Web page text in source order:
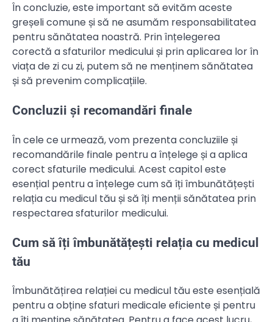
În concluzie, este important să evităm aceste
greșeli comune și să ne asumăm responsabilitatea
pentru sănătatea noastră. Prin înțelegerea
corectă a sfaturilor medicului și prin aplicarea lor în
viața de zi cu zi, putem să ne menținem sănătatea
și să prevenim complicațiile.
Concluzii și recomandări finale
În cele ce urmează, vom prezenta concluziile și
recomandările finale pentru a înțelege și a aplica
corect sfaturile medicului. Acest capitol este
esențial pentru a înțelege cum să îți îmbunătățești
relația cu medicul tău și să îți menții sănătatea prin
respectarea sfaturilor medicului.
Cum să îți îmbunătățești relația cu medicul
tău
Îmbunătățirea relației cu medicul tău este esențială
pentru a obține sfaturi medicale eficiente și pentru